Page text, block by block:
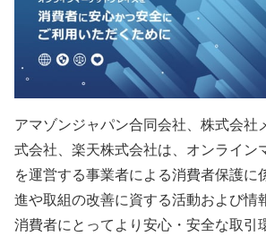
アマゾンジャパン合同会社、株式会社
式会社、楽天株式会社は、オンライン
を運営する事業者による消費者保護に
進や取組の改善に資する活動および情
消費者にとってより安⼼・安全な取引